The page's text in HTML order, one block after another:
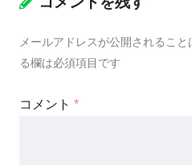
メールアドレスが公開されること
る欄は必須項目です
コメント *